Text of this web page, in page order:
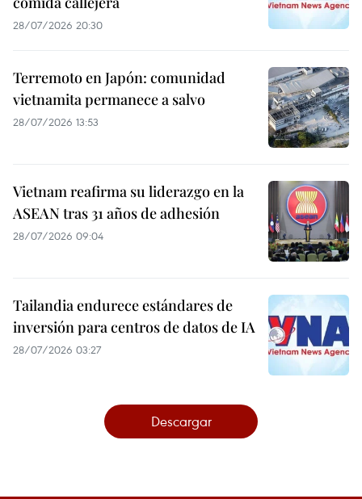
28/07/2026 20:30
Terremoto en Japón: comunidad
vietnamita permanece a salvo
28/07/2026 13:53
Vietnam reafirma su liderazgo en la
ASEAN tras 31 años de adhesión
28/07/2026 09:04
Tailandia endurece estándares de
inversión para centros de datos de IA
28/07/2026 03:27
Descargar